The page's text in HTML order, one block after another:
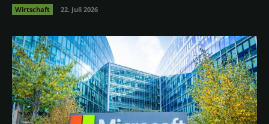
Wirtschaft 22. Juli 2026